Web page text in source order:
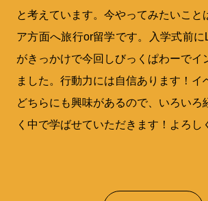
と考えています。今やってみたいこと
ア方面へ旅行or留学です。入学式前に
がきっかけで今回しびっくぱわーでイ
ました。行動力には自信あります！イ
どちらにも興味があるので、いろいろ
く中で学ばせていただきます！よろし